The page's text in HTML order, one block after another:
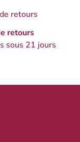
retours
sous 21 jours